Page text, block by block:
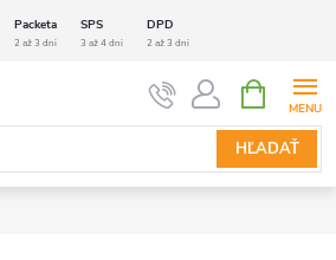
Packeta SPS DPD
2 až 3 dni 3 až 4 dni 2 až 3 dni
HĽADAŤ
KOŠÍK